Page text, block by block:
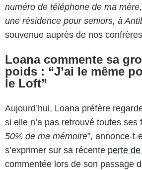
numéro de téléphone de ma
une résidence pour seniors, à
souvenue auprès de nos
Loana commente sa
poids : “J’ai le même
le Loft”
Aujourd’hui, Loana préfère
si elle n’a pas retrouvé toutes ses
50% de ma mémoire”, annonce-t-
s’exprimer sur sa récente perte
commentée lors de son passage